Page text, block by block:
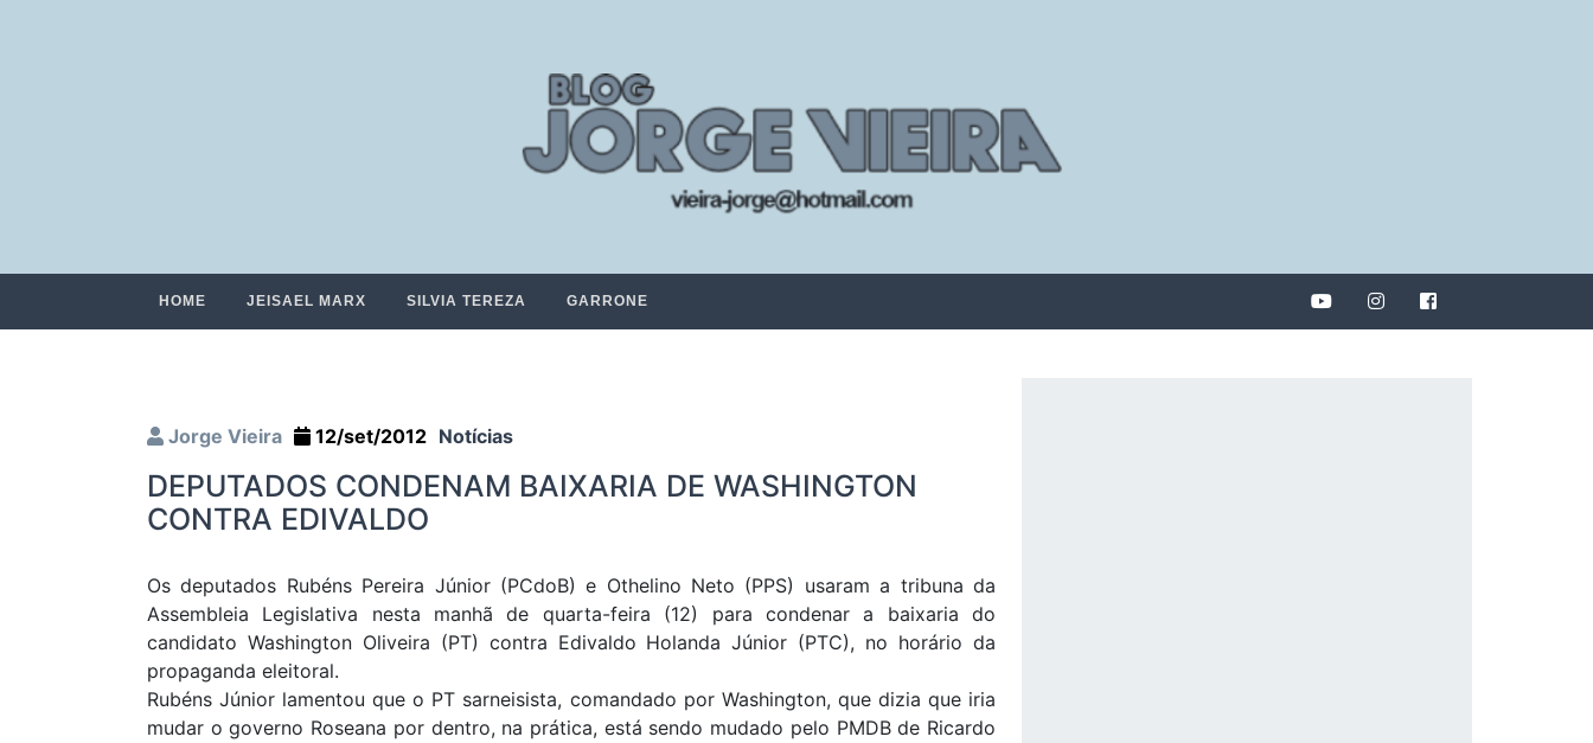
HOME JEISAEL MARX SILVIA TEREZA GARRONE
Jorge Vieira 12/set/2012 Notícias
DEPUTADOS CONDENAM BAIXARIA DE WASHINGTON
CONTRA EDIVALDO
Os deputados Rubéns Pereira Júnior (PCdoB) e Othelino Neto (PPS) usaram a tribuna da
Assembleia Legislativa nesta manhã de quarta-feira (12) para condenar a baixaria do
candidato Washington Oliveira (PT) contra Edivaldo Holanda Júnior (PTC), no horário da
propaganda eleitoral.
Rubéns Júnior lamentou que o PT sarneisista, comandado por Washington, que dizia que iria
mudar o governo Roseana por dentro, na prática, está sendo mudado pelo PMDB de Ricardo